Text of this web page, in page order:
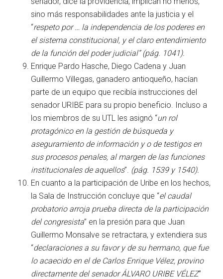
sino más responsabilidades ante la justicia y el
“respeto por … la independencia de los poderes en
el sistema constitucional, y el claro entendimiento
de la función del poder judicial” (pág. 1041).
Enrique Pardo Hasche, Diego Cadena y Juan
Guillermo Villegas, ganadero antioqueño, hacían
parte de un equipo que recibía instrucciones del
senador URIBE para su propio beneficio. Incluso a
los miembros de su UTL les asignó “un rol
protagónico en la gestión de búsqueda y
aseguramiento de información y o de testigos en
sus procesos penales, al margen de las funciones
institucionales de aquellos”. (pág. 1539 y 1540).
En cuanto a la participación de Uribe en los hechos,
la Sala de Instrucción concluye que “el caudal
probatorio arroja prueba directa de la participación
del congresista” en la presión para que Juan
Guillermo Monsalve se retractara, y extendiera sus
“declaraciones a su favor y de su hermano, que fue
lo acaecido en el de Carlos Enrique Vélez, provino
directamente del senador ÁLVARO URIBE VÉLEZ”